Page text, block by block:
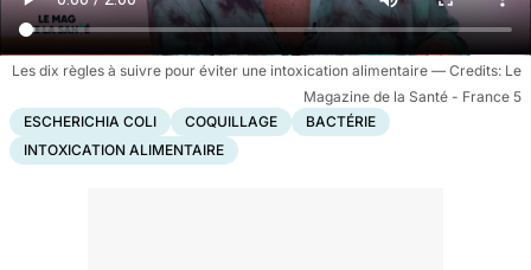
Les dix règles à suivre pour éviter une intoxication alimentaire
Le
Magazine de la Santé - France 5
ESCHERICHIA COLI
COQUILLAGE
BACTÉRIE
INTOXICATION ALIMENTAIRE